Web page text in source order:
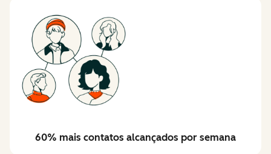
60% mais contatos alcançados por semana